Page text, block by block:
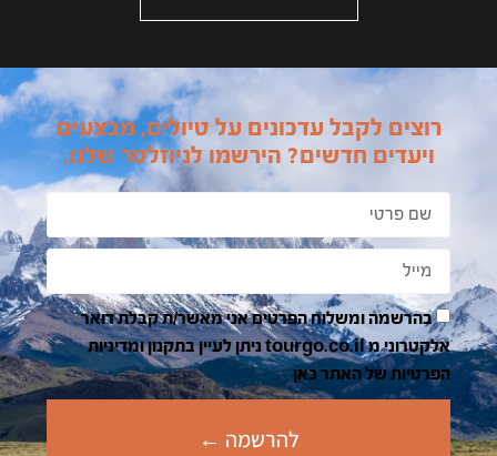
רוצים לקבל עדכונים על טיולים, מבצעים
ויעדים חדשים? הירשמו לניוזלטר שלנו.
בהרשמה ומשלוח הפרטים אני מאשר/ת קבלת דואר
אלקטרוני מ tourgo.co.il ניתן לעיין בתקנון ומדיניות
הפרטיות של האתר כאן
להרשמה ←